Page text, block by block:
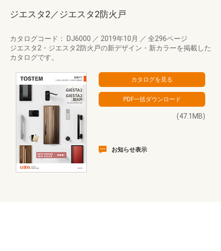
ジエスタ2／ジエスタ2防火戸
カタログコード： DJ6000 ／ 2019年10月 ／ 全296ページ
ジエスタ2・ジエスタ2防火戸の新デザイン・新カラーを掲載した
カタログです。
(47.1MB)
お知らせ表示